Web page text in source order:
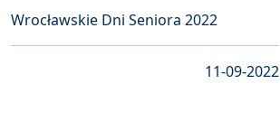
Wrocławskie Dni Seniora 2022
11-09-2022